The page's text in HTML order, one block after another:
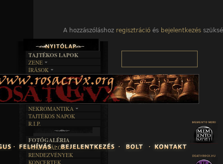
A hozzászóláshoz regisztráció és bejelentkezés
TAJTÉKOS LAPOK
ZENE
EGYÜTTESEK
INTERJÚK
FORDÍTÁSOK
DALSZÖVEGEK
ÍRÁSOK
IRODALOM
FILM
MŰVÉSZET
ÍRÁSTÖRTÉNET
BOSZORKÁNYKONYHA
FEKETE HUMOR
KÉPES
SZÖVEGES
RENDEZVÉNYEK
NEKROMANTIKA
AKTUÁLIS
A MÚLT
TAJTÉKOS NAPOK
R.I.P.
FOTÓGALÉRIA
FESZTIVÁLOK
RENDEZVÉNYEK
KONCERTEK